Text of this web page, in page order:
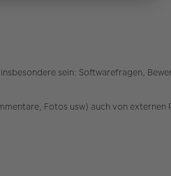
sein: Softwarefragen,
Fotos usw) auch von